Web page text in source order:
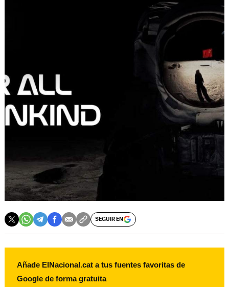
SEGUIR EN
Añade ElNacional.cat a tus fuentes favoritas de
Google de forma gratuita